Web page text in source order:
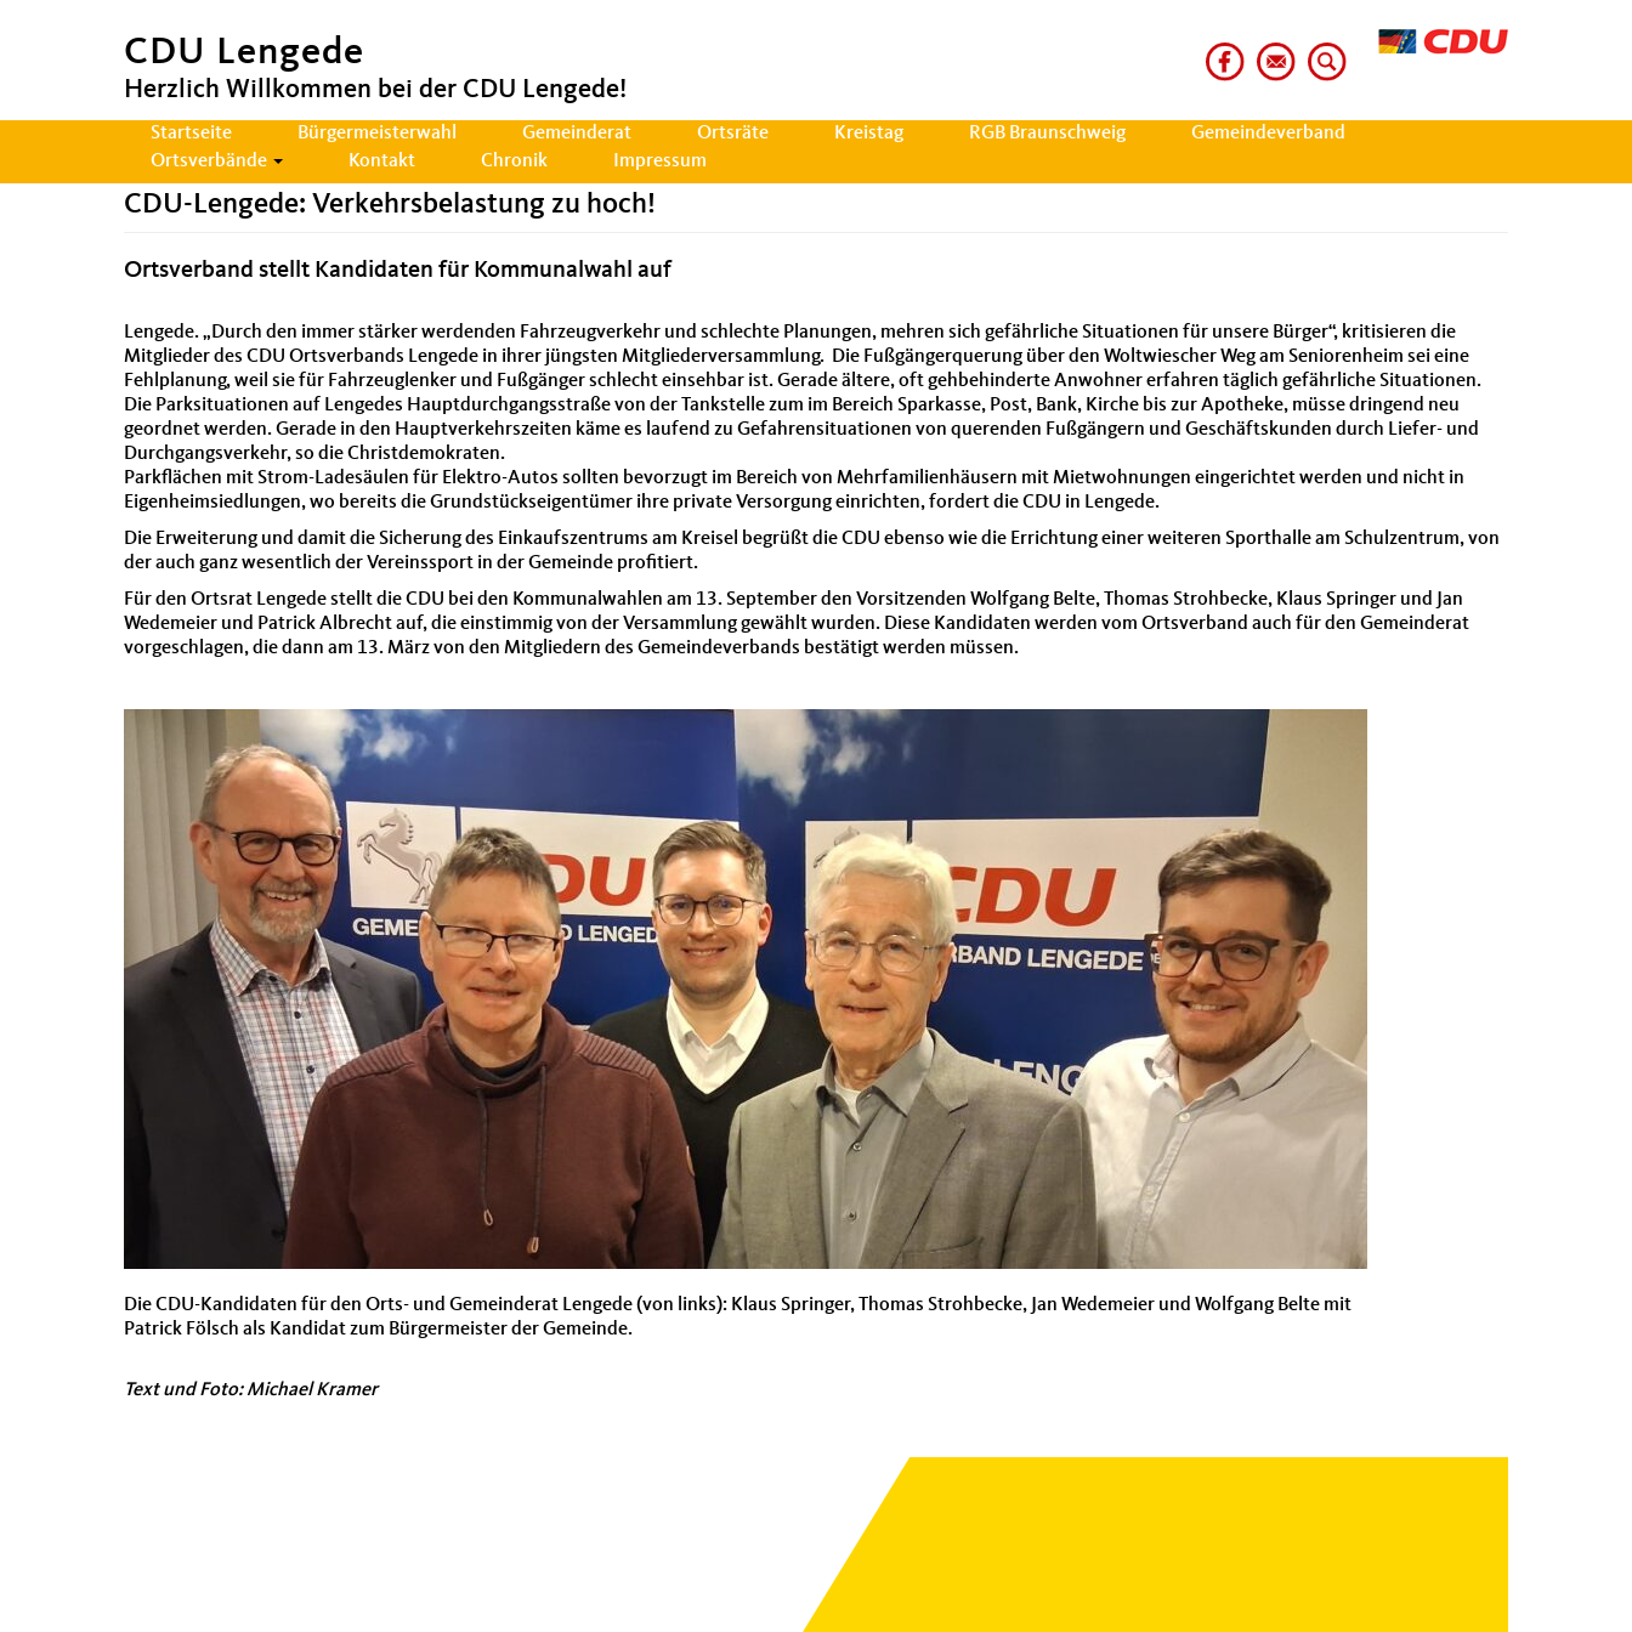
CDU Lengede
Herzlich Willkommen bei der CDU Lengede!
Hauptnavigation
Startseite Bürgermeisterwahl Gemeinderat Ortsräte Kreistag RGB Braunschweig
Gemeindeverband
Ortsverbände
Kontakt Chronik Impressum
CDU-Lengede: Verkehrsbelastung zu hoch!
Ortsverband stellt Kandidaten für Kommunalwahl auf
Lengede. „Durch den immer stärker werdenden Fahrzeugverkehr und schlechte Planungen, mehren sich gefährliche Situationen für unsere Bürger“, kritisieren die
Mitglieder des CDU Ortsverbands Lengede in ihrer jüngsten Mitgliederversammlung. Die Fußgängerquerung über den Woltwiescher Weg am Seniorenheim sei eine
Fehlplanung, weil sie für Fahrzeuglenker und Fußgänger schlecht einsehbar ist. Gerade ältere, oft gehbehinderte Anwohner erfahren täglich gefährliche Situationen.
Die Parksituationen auf Lengedes Hauptdurchgangsstraße von der Tankstelle zum im Bereich Sparkasse, Post, Bank, Kirche bis zur Apotheke, müsse dringend neu
geordnet werden. Gerade in den Hauptverkehrszeiten käme es laufend zu Gefahrensituationen von querenden Fußgängern und Geschäftskunden durch Liefer- und
Durchgangsverkehr, so die Christdemokraten.
Parkflächen mit Strom-Ladesäulen für Elektro-Autos sollten bevorzugt im Bereich von Mehrfamilienhäusern mit Mietwohnungen eingerichtet werden und nicht in
Eigenheimsiedlungen, wo bereits die Grundstückseigentümer ihre private Versorgung einrichten, fordert die CDU in Lengede.
Die Erweiterung und damit die Sicherung des Einkaufszentrums am Kreisel begrüßt die CDU ebenso wie die Errichtung einer weiteren Sporthalle am Schulzentrum, von
der auch ganz wesentlich der Vereinssport in der Gemeinde profitiert.
Für den Ortsrat Lengede stellt die CDU bei den Kommunalwahlen am 13. September den Vorsitzenden Wolfgang Belte, Thomas Strohbecke, Klaus Springer und Jan
Wedemeier und Patrick Albrecht auf, die einstimmig von der Versammlung gewählt wurden. Diese Kandidaten werden vom Ortsverband auch für den Gemeinderat
vorgeschlagen, die dann am 13. März von den Mitgliedern des Gemeindeverbands bestätigt werden müssen.
Die CDU-Kandidaten für den Orts- und Gemeinderat Lengede (von links): Klaus Springer, Thomas Strohbecke, Jan Wedemeier und Wolfgang Belte mit
Patrick Fölsch als Kandidat zum Bürgermeister der Gemeinde.
Text und Foto: Michael Kramer